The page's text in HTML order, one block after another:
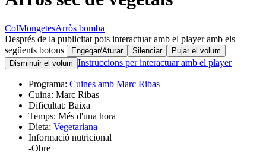
ColMongetesArròs bomba
Després de la publicitat pots interactuar amb el player amb els
següents botons
Engegar/Aturar Silenciar
Pujar el volum
Disminuir el volum Instruccions per interactuar amb el player
Programa: Cuines amb Marc Ribas
Cuina: Marc Ribas
Dificultat: Baixa
Temps: Més d'una hora
Dieta: Vegetariana
Informació nutricional
-Obre